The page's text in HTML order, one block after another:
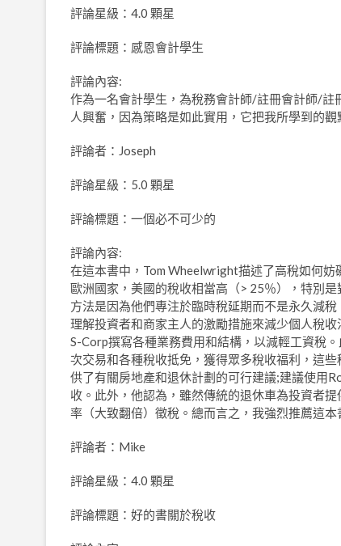
評論星級：4.0 顆星
評論標題：感恩會計學生
評論內容:
作為一名會計學生，為稅務會計師/註冊會計師/
人興奮，因為策略是如此實用，它把我所學到的
評論者：Joseph
評論星級：5.0 顆星
評論標題：一個必不可少的
評論內容:
在這本書中，Tom Wheelwright描述了高稅如何
歐洲國家，美國的稅收相當高（> 25％），特別
方法是因為他們專注於臨時稅延期而不是永久減
理解投資者和商家主人的激勵措施來減少個人稅
S-Corp撰寫各種業務費用和結構，以減輕工資稅
次交易和各種稅收抵免，獲得眾多稅收福利，這
供了有關房地產和退休計劃的可行建議;建議使用
收。此外，他認為，雖然傳統的退休車為投資者
率（大致翻倍）徵稅。總而言之，我強烈推薦這
評論者：Mike
評論星級：4.0 顆星
評論標題：好的書關於稅收